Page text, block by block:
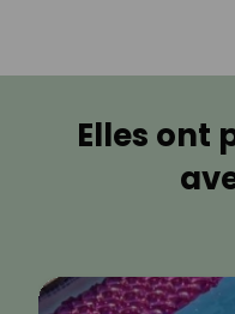
Elles ont